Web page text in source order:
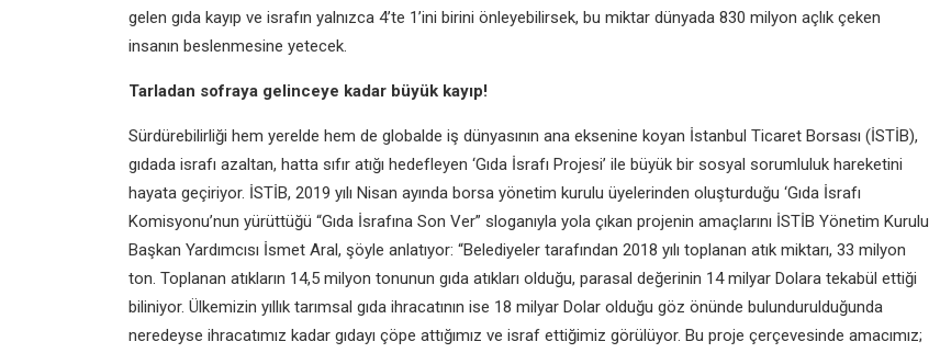
gelen gıda kayıp ve israfın yalnızca 4’te 1’ini birini önleyebilirsek, bu miktar dünyada 830 milyon açlık çeken
insanın beslenmesine yetecek.
Tarladan sofraya gelinceye kadar büyük kayıp!
Sürdürebilirliği hem yerelde hem de globalde iş dünyasının ana eksenine koyan İstanbul Ticaret Borsası (İSTİB),
gıdada israfı azaltan, hatta sıfır atığı hedefleyen ‘Gıda İsrafı Projesi’ ile büyük bir sosyal sorumluluk hareketini
hayata geçiriyor. İSTİB, 2019 yılı Nisan ayında borsa yönetim kurulu üyelerinden oluşturduğu ‘Gıda İsrafı
Komisyonu’nun yürüttüğü “Gıda İsrafına Son Ver” sloganıyla yola çıkan projenin amaçlarını İSTİB Yönetim Kurulu
Başkan Yardımcısı İsmet Aral, şöyle anlatıyor: “Belediyeler tarafından 2018 yılı toplanan atık miktarı, 33 milyon
ton. Toplanan atıkların 14,5 milyon tonunun gıda atıkları olduğu, parasal değerinin 14 milyar Dolara tekabül ettiği
biliniyor. Ülkemizin yıllık tarımsal gıda ihracatının ise 18 milyar Dolar olduğu göz önünde bulundurulduğunda
neredeyse ihracatımız kadar gıdayı çöpe attığımız ve israf ettiğimiz görülüyor. Bu proje çerçevesinde amacımız;